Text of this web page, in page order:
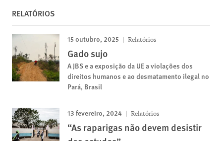
RELATÓRIOS
15 outubro, 2025 Relatórios
Gado sujo
A JBS e a exposição da UE a violações dos
direitos humanos e ao desmatamento ilegal no
Pará, Brasil
13 fevereiro, 2024 Relatórios
“As raparigas não devem desistir